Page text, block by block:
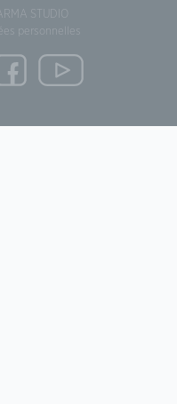
STUDIO
personnelles